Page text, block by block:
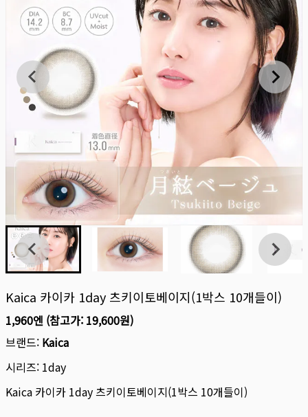
Kaica 카이카 1day 츠키이토베이지(1박스 10개들이)
1,960엔 (참고가: 19,600원)
브랜드: Kaica
시리즈: 1day
Kaica 카이카 1day 츠키이토베이지(1박스 10개들이)